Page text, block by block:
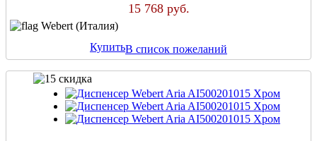
15 768 руб.
Webert (Италия)
КупитьВ список пожеланий